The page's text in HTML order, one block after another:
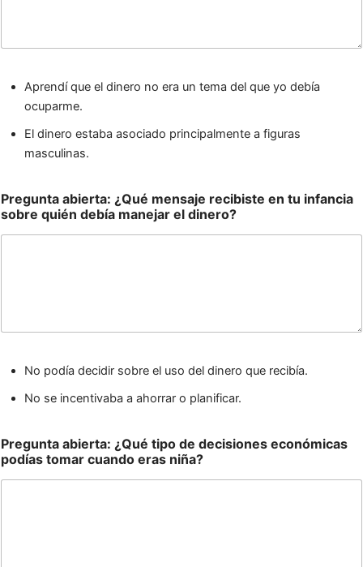
Aprendí que el dinero no era un tema del que yo debía
ocuparme.
El dinero estaba asociado principalmente a figuras
masculinas.
Pregunta abierta: ¿Qué mensaje recibiste en tu infancia
sobre quién debía manejar el dinero?
No podía decidir sobre el uso del dinero que recibía.
No se incentivaba a ahorrar o planificar.
Pregunta abierta: ¿Qué tipo de decisiones económicas
podías tomar cuando eras niña?